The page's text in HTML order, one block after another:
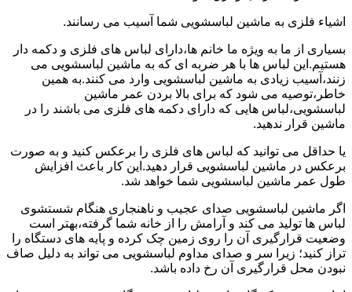
اشیاء فلزی به ماشین لباسشویی شما آسیب می رسانند.
بسیاری از ما به ویژه ما خانم ها،دارای لباس های فلزی و دکمه دار
هستیم.این لباس ها با هر ضربه ای که به ماشین لباسشویی می
زنند،آسیب زیادی به ماشین لباسشویی وارد می کنند.به همین
خاطر،توصیه می شود که برای بالا بردن عمر ماشین
لباسشویی،لباس هایی که دارای دکمه های فلزی می باشند را در
ماشین قرار ندهید.
یا حداقل می توانید که لباس های فلزی را برعکس کنید و به صورت
برعکس در ماشین لباسشویی قرار دهید.این کار باعث افزایش
طول عمر ماشین لباسشویی شما خواهد شد.
اگر ماشین لباسشویی صدای عجیب و ناهنجاری هنگام شستشوی
لباس ها تولید می کند و آرامش را از خانه شما گرفته،بهتر است
وضعیت قرارگیری آن را روی زمین چک کرده و پایه های دستگاه را
تراز کنید؛ زیرا سر و صدای مداوم لباسشویی می تواند به دلیل صاف
نبودن محل قرارگیری آن رخ داده باشد.